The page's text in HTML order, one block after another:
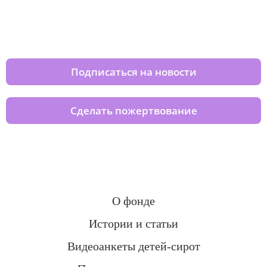
Подписаться на новости
Сделать пожертвование
О фонде
Истории и статьи
Видеоанкеты детей-сирот